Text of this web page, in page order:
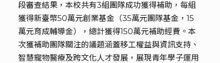
段審查結果，本校共有3組團隊成功獲得補助，每組
獲得新臺幣50萬元創業基金（35萬元團隊基金，15
萬元育成輔導金），總計獲得150萬元補助經費。本
次獲補助團隊關注的議題涵蓋移工權益與資訊支持、
智慧寵物醫療及跨文化人才發展，展現青年學子運用